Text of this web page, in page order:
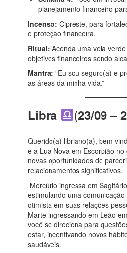
planejamento financeiro
Incenso: Cipreste, para
e proteção financeira.
Ritual: Acenda uma vela
objetivos financeiros sendo
Mantra: “Eu sou seguro(a) e
as áreas da minha vida.”
Libra (23/09 –
Querido(a) libriano(a), bem
e a Lua Nova em Escorpião
novas oportunidades de
relacionamentos significativos.
Mercúrio ingressa em
estimulando uma
otimista em suas relações
Marte ingressando em Leão
você se direciona para
estar, incentivando novos
saudáveis.